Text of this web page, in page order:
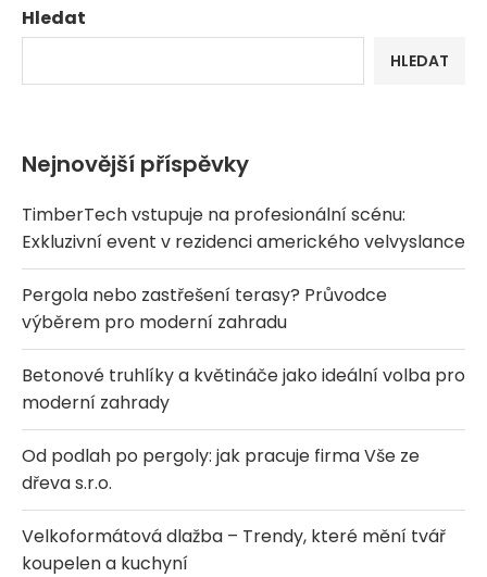
Hledat
HLEDAT
Nejnovější příspěvky
TimberTech vstupuje na profesionální scénu:
Exkluzivní event v rezidenci amerického velvyslance
Pergola nebo zastřešení terasy? Průvodce
výběrem pro moderní zahradu
Betonové truhlíky a květináče jako ideální volba pro
moderní zahrady
Od podlah po pergoly: jak pracuje firma Vše ze
dřeva s.r.o.
Velkoformátová dlažba – Trendy, které mění tvář
koupelen a kuchyní